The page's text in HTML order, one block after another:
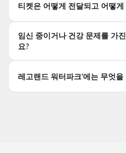
네, 이곳은 수중 활동 덕분에 여
시간입니다.
티켓은 어떻게 전달되고 어떻게
구매 후 티켓은
임신 중이거나 건강 문제를 가
요?
임신 중인 손님과 특정 건강 문
레고랜드 워터파크'에는 무엇을